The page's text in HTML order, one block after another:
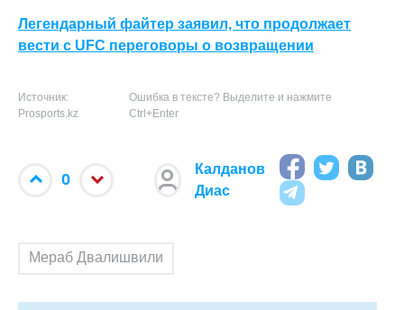
Легендарный файтер заявил, что продолжает
вести с UFC переговоры о возвращении
Источник:
Prosports.kz
Ошибка в тексте? Выделите и нажмите
Ctrl+Enter
0
Калданов
Диас
Мераб Двалишвили